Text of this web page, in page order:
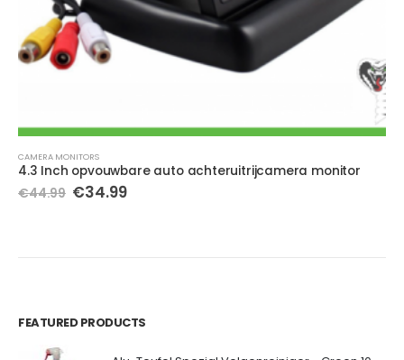
CAMERA MONITORS
4.3 Inch opvouwbare auto achteruitrijcamera monitor
€44.99 Oorspronkelijke
€34.99Huidige
FEATURED PRODUCTS